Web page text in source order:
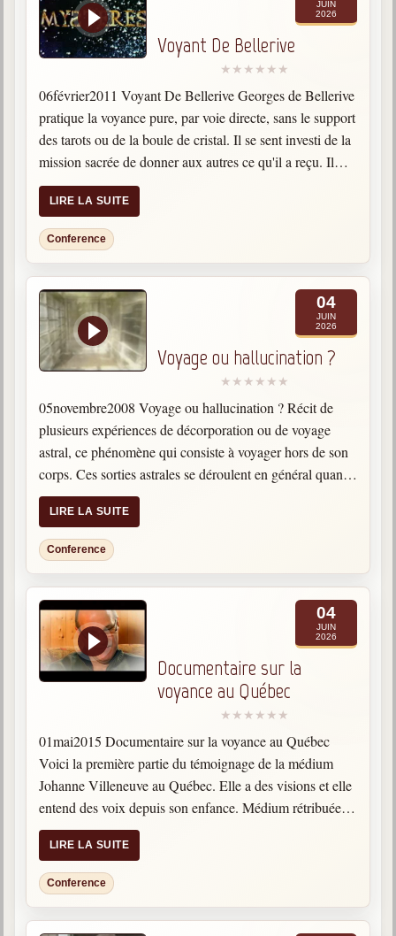
JUIN
2026
Voyant De Bellerive
06février2011 Voyant De Bellerive Georges de Bellerive
pratique la voyance pure, par voie directe, sans le support
des tarots ou de la boule de cristal. Il se sent investi de la
mission sacrée de donner aux autres ce qu'il a reçu. Il…
LIRE LA SUITE
Conference
04
JUIN
2026
Voyage ou hallucination ?
05novembre2008 Voyage ou hallucination ? Récit de
plusieurs expériences de décorporation ou de voyage
astral, ce phénomène qui consiste à voyager hors de son
corps. Ces sorties astrales se déroulent en général quand
la personne est au repos, l'esprit détendu, son esprit…
LIRE LA SUITE
Conference
04
JUIN
2026
Documentaire sur la
voyance au Québec
01mai2015 Documentaire sur la voyance au Québec
Voici la première partie du témoignage de la médium
Johanne Villeneuve au Québec. Elle a des visions et elle
entend des voix depuis son enfance. Médium rétribuée,
elle travaille à partir de photos pour…
LIRE LA SUITE
Conference